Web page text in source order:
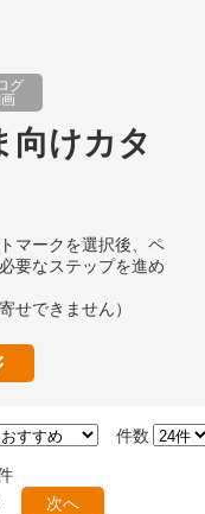
グ
向けカタ
マークを選択後、ペ
要なステップを進め
せできません）
件数
次へ